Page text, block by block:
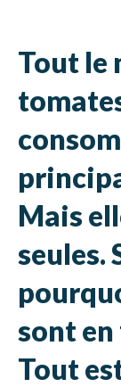
Tout le
Mais
seules.
sont
Tout